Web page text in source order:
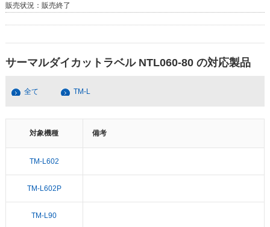
販売状況： 販売終了
サーマルダイカットラベル NTL060-80 の対応製品
全て TM-L
対象機種 備考
TM-L602
TM-L602P
TM-L90